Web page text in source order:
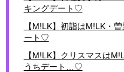
キングデート♡
【M!LK】初詣はM!LK・
ート♡
【M!LK】クリスマスは
うちデート…♡